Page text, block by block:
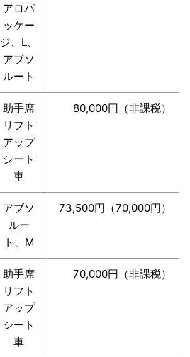
アロパ
ッケー
ジ、L、
アブソ
ルート
助手席
リフト
アップ
シート
車
80,000円（非課税）
アブソ
ルー
ト、M
73,500円（70,000円）
助手席
リフト
アップ
シート
車
70,000円（非課税）